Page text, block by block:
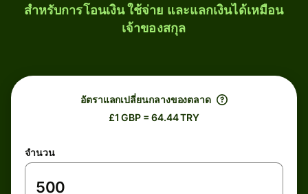
สำหรับการโอนเงิน ใช้จ่าย และแลกเงินได้เหมือน
เจ้าของสกุล
อัตราแลกเปลี่ยนกลางของตลาด
£1 GBP = 64.44 TRY
จำนวน